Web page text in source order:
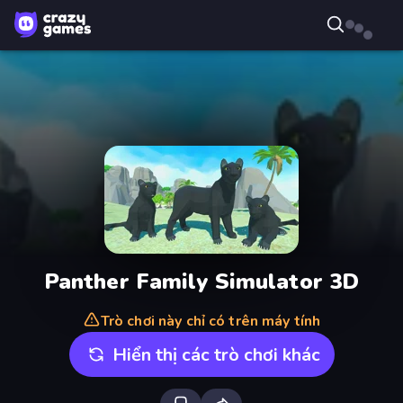
Panther Family Simulator 3D
Trò chơi này chỉ có trên máy tính
Hiển thị các trò chơi khác